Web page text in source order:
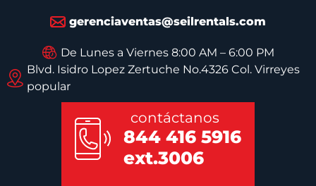
gerenciaventas@seilrentals.com
De Lunes a Viernes 8:00 AM – 6:00 PM
Blvd. Isidro Lopez Zertuche No.4326 Col. Virreyes
popular
contáctanos
844 416 5916
ext.3006